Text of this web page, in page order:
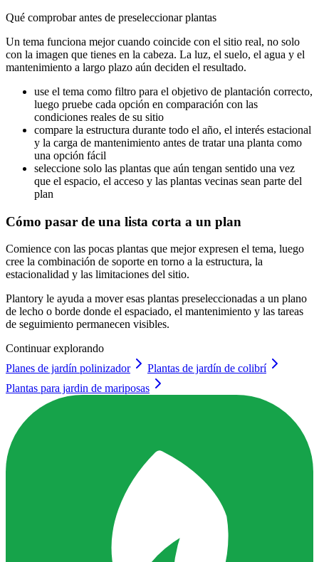
Qué comprobar antes de preseleccionar plantas
Un tema funciona mejor cuando coincide con el sitio real, no solo
con la imagen que tienes en la cabeza. La luz, el suelo, el agua y el
mantenimiento a largo plazo aún deciden el resultado.
use el tema como filtro para el objetivo de plantación correcto,
luego pruebe cada opción en comparación con las
condiciones reales de su sitio
compare la estructura durante todo el año, el interés estacional
y la carga de mantenimiento antes de tratar una planta como
una opción fácil
seleccione solo las plantas que aún tengan sentido una vez
que el espacio, el acceso y las plantas vecinas sean parte del
plan
Cómo pasar de una lista corta a un plan
Comience con las pocas plantas que mejor expresen el tema, luego
cree la combinación de soporte en torno a la estructura, la
estacionalidad y las limitaciones del sitio.
Plantory le ayuda a mover esas plantas preseleccionadas a un plano
de lecho o borde donde el espaciado, el mantenimiento y las tareas
de seguimiento permanecen visibles.
Continuar explorando
Planes de jardín polinizador
Plantas de jardín de colibrí
Plantas para jardin de mariposas